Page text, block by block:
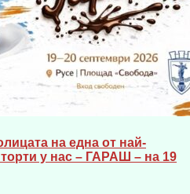
на една от най-
у нас – ГАРАШ – на 19